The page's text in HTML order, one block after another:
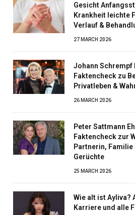
Gesicht
Krankheit leichte
Verlauf &
27 MARCH 2026
Johann Schrempf
Faktencheck zu
Privatleben &
26 MARCH 2026
Peter Sattmann
Faktencheck zur
Partnerin,
Gerüchte
25 MARCH 2026
Wie alt ist Ayliva?
Karriere und alle